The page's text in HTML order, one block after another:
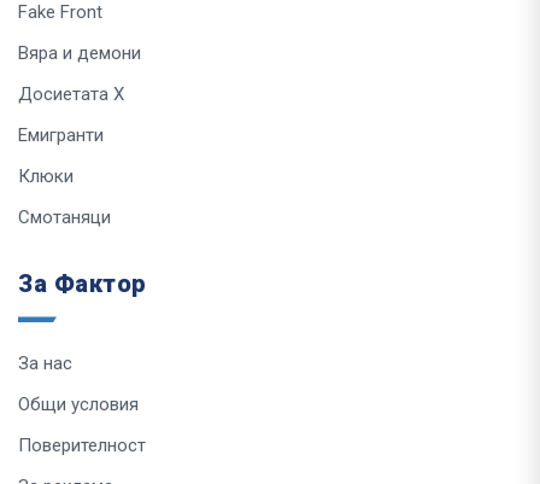
Fake Front
Вяра и демони
Досиетата Х
Емигранти
Клюки
Смотаняци
За Фактор
За нас
Общи условия
Поверителност